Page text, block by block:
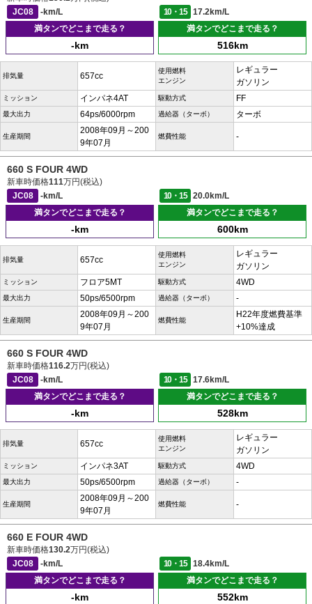
JC08
-km/L 10・15
17.2km/L
満タンでどこまで走る？
-km
満タンでどこまで走る？
516km
排気量 657cc
使用燃料
エンジン
レギュラー
ガソリン
ミッション インパネ4AT 駆動方式 FF
最大出力 64ps/6000rpm 過給器（ターボ） ターボ
生産期間
2008年09月～200
9年07月
燃費性能 -
660 S FOUR 4WD
新車時価格111万円(税込)
JC08
-km/L 10・15
20.0km/L
満タンでどこまで走る？
-km
満タンでどこまで走る？
600km
排気量 657cc
使用燃料
エンジン
レギュラー
ガソリン
ミッション フロア5MT 駆動方式 4WD
最大出力 50ps/6500rpm 過給器（ターボ） -
生産期間
2008年09月～200
9年07月
燃費性能
H22年度燃費基準
+10%達成
660 S FOUR 4WD
新車時価格116.2万円(税込)
JC08
-km/L 10・15
17.6km/L
満タンでどこまで走る？
-km
満タンでどこまで走る？
528km
排気量 657cc
使用燃料
エンジン
レギュラー
ガソリン
ミッション インパネ3AT 駆動方式 4WD
最大出力 50ps/6500rpm 過給器（ターボ） -
生産期間
2008年09月～200
9年07月
燃費性能 -
660 E FOUR 4WD
新車時価格130.2万円(税込)
JC08
-km/L 10・15
18.4km/L
満タンでどこまで走る？
-km
満タンでどこまで走る？
552km